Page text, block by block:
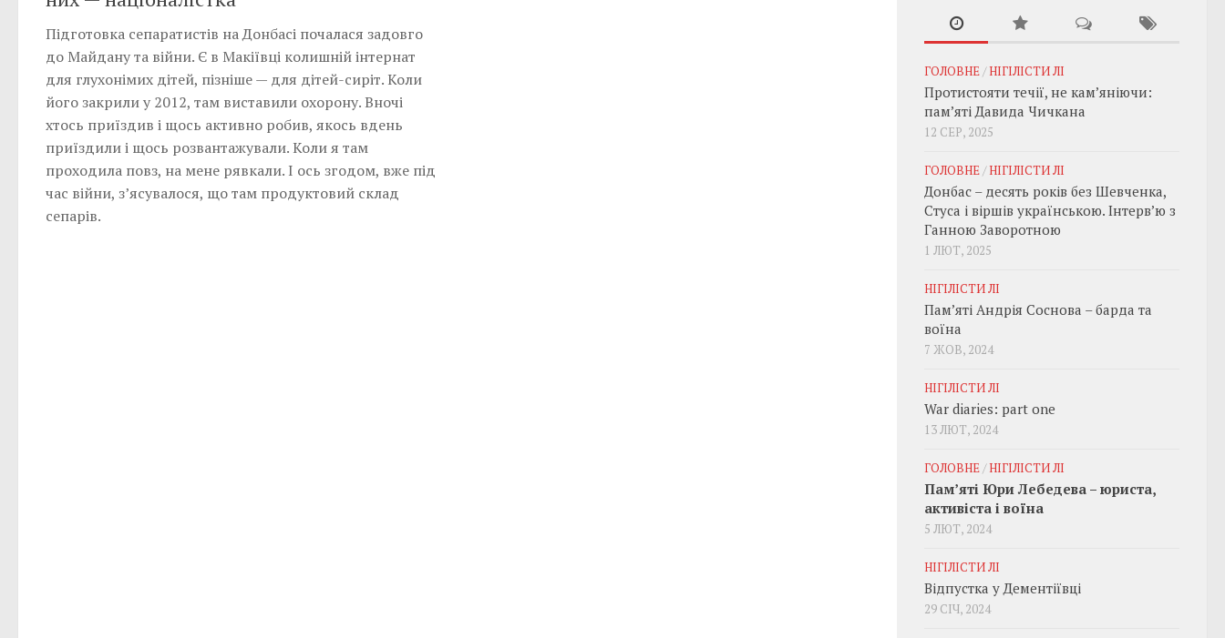
Підготовка сепаратистів на Донбасі почалася задовго
до Майдану та війни. Є в Макіївці колишній інтернат
для глухонімих дітей, пізніше — для дітей-сиріт. Коли
його закрили у 2012, там виставили охорону. Вночі
хтось приїздив і щось активно робив, якось вдень
приїздили і щось розвантажували. Коли я там
проходила повз, на мене рявкали. І ось згодом, вже під
час війни, з’ясувалося, що там продуктовий склад
сепарів.
ГОЛОВНЕ/НІГІЛІСТИ ЛІ
Протистояти течії, не кам’яніючи:
пам’яті Давида Чичкана
12 СЕР, 2025
ГОЛОВНЕ/НІГІЛІСТИ ЛІ
Донбас – десять років без Шевченка,
Стуса і віршів українською. Інтерв’ю з
Ганною Заворотною
1 ЛЮТ, 2025
НІГІЛІСТИ ЛІ
Пам’яті Андрія Соснова – барда та
воїна
7 ЖОВ, 2024
НІГІЛІСТИ ЛІ
War diaries: part one
13 ЛЮТ, 2024
ГОЛОВНЕ/НІГІЛІСТИ ЛІ
Пам’яті Юри Лебедева – юриста,
активіста і воїна
5 ЛЮТ, 2024
НІГІЛІСТИ ЛІ
Відпустка у Дементіївці
29 СІЧ, 2024